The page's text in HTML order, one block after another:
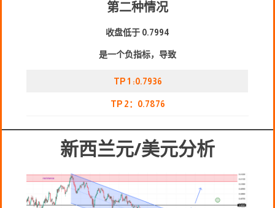
第二种情况
收盘低于 0.7994
是一个负指标，导致
TP 1 :0.7936
TP 2：0.7876
新西兰元/美元分析